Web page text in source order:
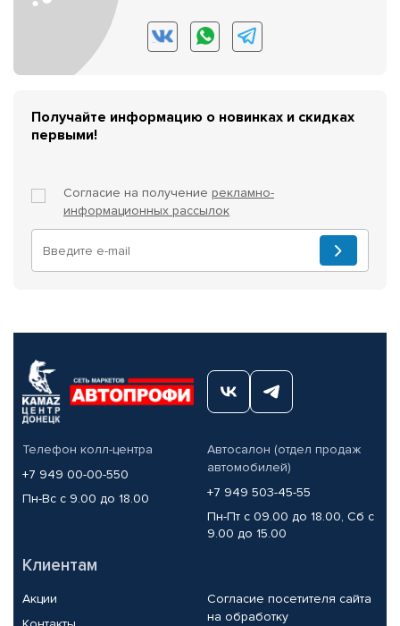
Получайте информацию о новинках и скидках
первыми!
Согласие на получение рекламно-
информационных рассылок
Телефон колл-центра
+7 949 00-00-550
Пн-Вс с 9.00 до 18.00
Автосалон (отдел продаж
автомобилей)
+7 949 503-45-55
Пн-Пт с 09.00 до 18.00, Сб с
9.00 до 15.00
Клиентам
Акции
Согласие посетителя сайта
на обработку